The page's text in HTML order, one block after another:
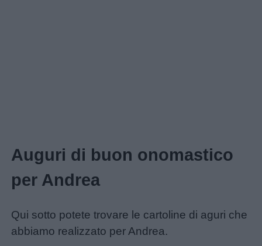
Auguri di buon onomastico
per Andrea
Qui sotto potete trovare le cartoline di aguri che
abbiamo realizzato per Andrea.